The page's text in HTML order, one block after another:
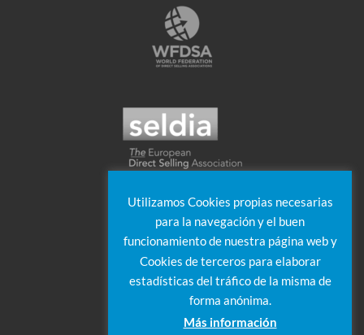
Utilizamos Cookies propias necesarias
para la navegación y el buen
funcionamiento de nuestra página web y
Cookies de terceros para elaborar
estadísticas del tráfico de la misma de
forma anónima.
Más información